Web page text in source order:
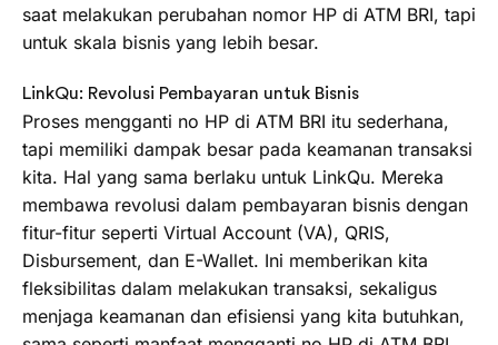
saat melakukan perubahan nomor HP di ATM BRI, tapi
untuk skala bisnis yang lebih besar.
LinkQu: Revolusi Pembayaran untuk Bisnis
Proses mengganti no HP di ATM BRI itu sederhana,
tapi memiliki dampak besar pada keamanan transaksi
kita. Hal yang sama berlaku untuk LinkQu. Mereka
membawa revolusi dalam pembayaran bisnis dengan
fitur-fitur seperti Virtual Account (VA), QRIS,
Disbursement, dan E-Wallet. Ini memberikan kita
fleksibilitas dalam melakukan transaksi, sekaligus
menjaga keamanan dan efisiensi yang kita butuhkan,